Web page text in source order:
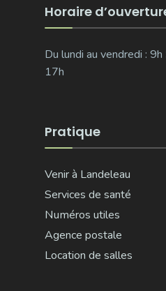
Horaire
Du lundi au vendredi :
17h
Pratique
Venir à Landeleau
Services de santé
Numéros utiles
Agence postale
Location de salles